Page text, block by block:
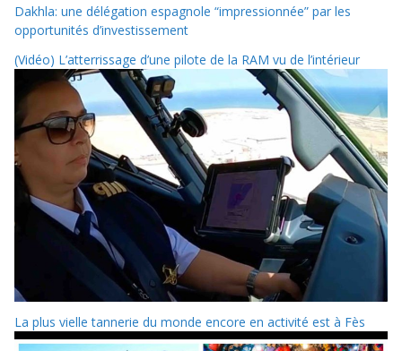
Dakhla: une délégation espagnole “impressionnée” par les
opportunités d’investissement
(Vidéo) L’atterrissage d’une pilote de la RAM vu de l’intérieur
La plus vielle tannerie du monde encore en activité est à Fès